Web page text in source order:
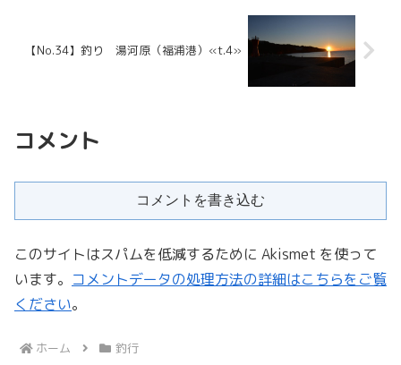
【No.34】釣り 湯河原（福浦港）«t.4»
コメント
コメントを書き込む
このサイトはスパムを低減するために Akismet を使って
います。 コメントデータの処理方法の詳細はこちらをご覧
ください。
ホーム 釣行